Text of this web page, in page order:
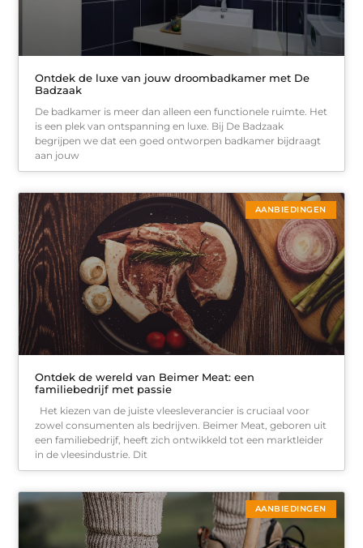
Ontdek de luxe van jouw droombadkamer met De
Badzaak
De badkamer is meer dan alleen een functionele ruimte. Het
is een plek van ontspanning en luxe. Bij De Badzaak
begrijpen we dat een goed ontworpen badkamer bijdraagt
aan jouw
AANBIEDINGEN
Ontdek de wereld van Beimer Meat: een
familiebedrijf met passie
Het kiezen van de juiste vleesleverancier is cruciaal voor
zowel consumenten als bedrijven. Beimer Meat, geboren uit
een familiebedrijf, heeft zich ontwikkeld tot een marktleider
in de vleesindustrie. Dit
AANBIEDINGEN